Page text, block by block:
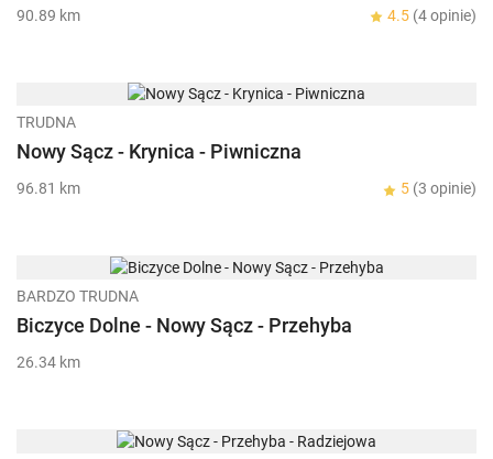
90.89 km 4.5 (4 opinie)
TRUDNA
Nowy Sącz - Krynica - Piwniczna
96.81 km 5 (3 opinie)
BARDZO TRUDNA
Biczyce Dolne - Nowy Sącz - Przehyba
26.34 km